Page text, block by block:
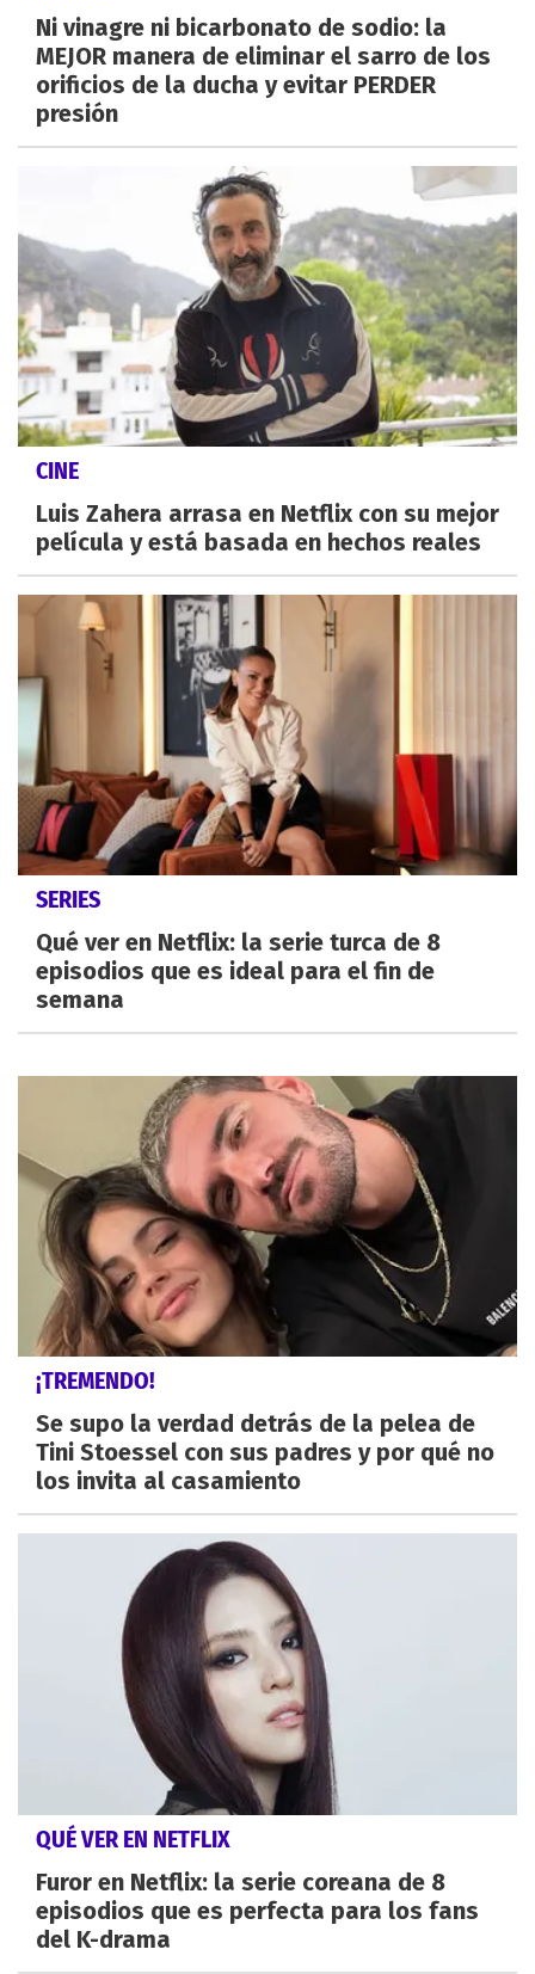
Ni vinagre ni bicarbonato de sodio: la
MEJOR manera de eliminar el sarro de los
orificios de la ducha y evitar PERDER
presión
CINE
Luis Zahera arrasa en Netflix con su mejor
película y está basada en hechos reales
SERIES
Qué ver en Netflix: la serie turca de 8
episodios que es ideal para el fin de
semana
¡TREMENDO!
Se supo la verdad detrás de la pelea de
Tini Stoessel con sus padres y por qué no
los invita al casamiento
QUÉ VER EN NETFLIX
Furor en Netflix: la serie coreana de 8
episodios que es perfecta para los fans
del K-drama